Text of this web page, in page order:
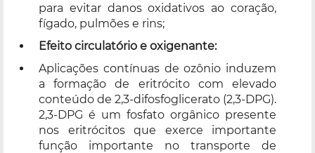
para evitar danos oxidativos ao coração,
fígado, pulmões e rins;
Efeito circulatório e oxigenante:
Aplicações contínuas de ozônio induzem
a formação de eritrócito com elevado
conteúdo de 2,3-difosfoglicerato (2,3-DPG).
2,3-DPG é um fosfato orgânico presente
nos eritrócitos que exerce importante
função importante no transporte de